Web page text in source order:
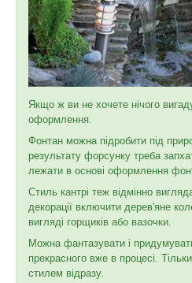
Якщо ж ви не хочете нічого
оформлення.
Фонтан можна підробити під
результату форсунку треба
лежати в основі оформлення
Стиль кантрі теж відмінно
декорації включити дерев'яне
вигляді горщиків або вазочки.
Можна фантазувати і придумувати
прекрасного вже в процесі.
стилем відразу.